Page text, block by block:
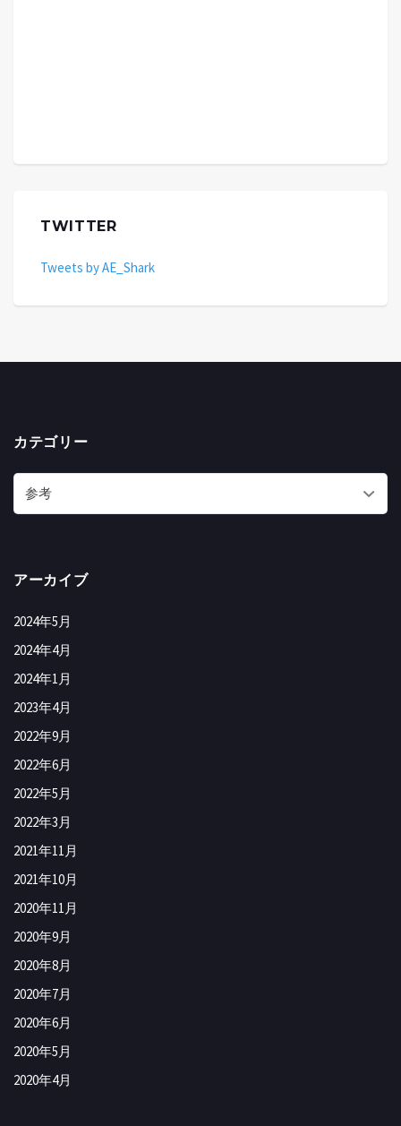
TWITTER
Tweets by AE_Shark
カテゴリー
アーカイブ
2024年5月
2024年4月
2024年1月
2023年4月
2022年9月
2022年6月
2022年5月
2022年3月
2021年11月
2021年10月
2020年11月
2020年9月
2020年8月
2020年7月
2020年6月
2020年5月
2020年4月